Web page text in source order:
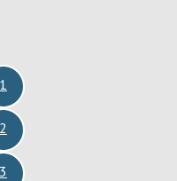
1
2
3